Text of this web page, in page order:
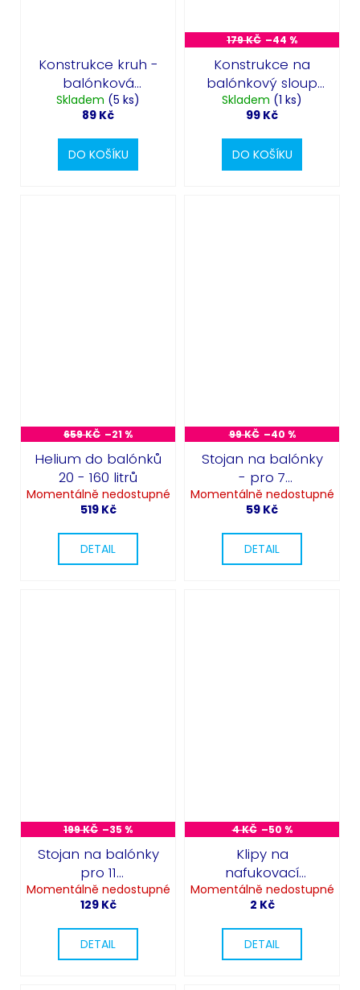
Konstrukce kruh -
balónková
výzdoba
Skladem (5 ks)
89 Kč
DO KOŠÍKU
179 KČ –44 %
Konstrukce na
balónkový sloup
165cm -
balónková
výzdoba
Skladem (1 ks)
99 Kč
DO KOŠÍKU
659 KČ –21 %
Helium do balónků
20 - 160 litrů
Momentálně nedostupné
519 Kč
DETAIL
99 KČ –40 %
Stojan na balónky
- pro 7
nafukovacích
balónků
Momentálně nedostupné
59 Kč
DETAIL
199 KČ –35 %
Stojan na balónky
pro 11
nafukovacích
balónků
Momentálně nedostupné
129 Kč
DETAIL
4 KČ –50 %
Klipy na
nafukovací
balónky
Momentálně nedostupné
2 Kč
DETAIL